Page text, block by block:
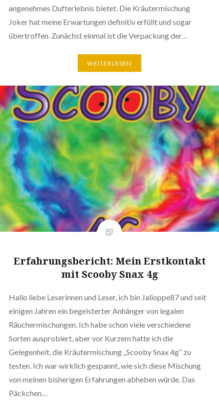
angenehmes Dufterlebnis bietet. Die Kräutermischung
Joker hat meine Erwartungen definitiv erfüllt und sogar
übertroffen. Zunächst einmal ist die Verpackung der…
WEITERLESEN
Erfahrungsbericht: Mein Erstkontakt
mit Scooby Snax 4g
Hallo liebe Leserinnen und Leser, ich bin Jalioppe87 und seit
einigen Jahren ein begeisterter Anhänger von legalen
Räuchermischungen. Ich habe schon viele verschiedene
Sorten ausprobiert, aber vor Kurzem hatte ich die
Gelegenheit, die Kräutermischung „Scooby Snax 4g“ zu
testen. Ich war wirklich gespannt, wie sich diese Mischung
von meinen bisherigen Erfahrungen abheben würde. Das
Päckchen…